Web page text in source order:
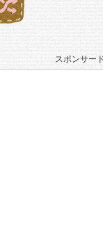
スポンサー